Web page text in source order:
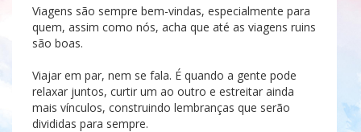
Viagens são sempre bem-vindas, especialmente para
quem, assim como nós, acha que até as viagens ruins
são boas.
Viajar em par, nem se fala. É quando a gente pode
relaxar juntos, curtir um ao outro e estreitar ainda
mais vínculos, construindo lembranças que serão
divididas para sempre.